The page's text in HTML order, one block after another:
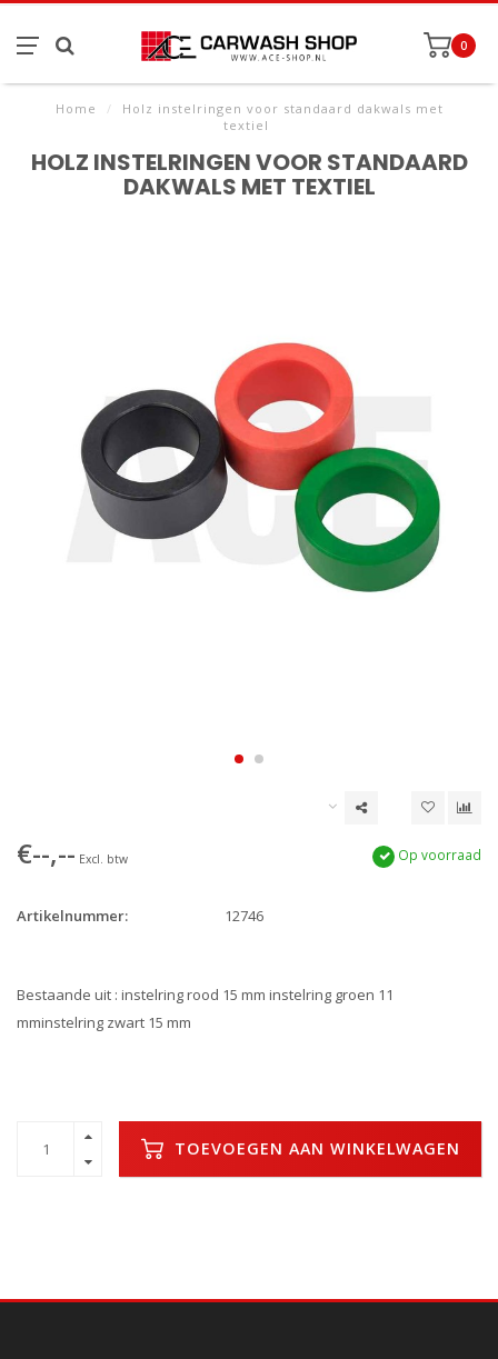
0
Home /
Holz instelringen voor standaard dakwals met
textiel
HOLZ INSTELRINGEN VOOR STANDAARD
DAKWALS MET TEXTIEL
€--,-- Excl. btw Op voorraad
Artikelnummer: 12746
Bestaande uit : instelring rood 15 mm instelring groen 11
mminstelring zwart 15 mm
TOEVOEGEN AAN WINKELWAGEN